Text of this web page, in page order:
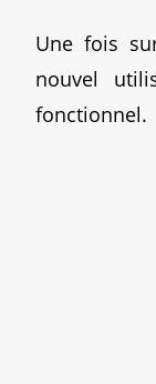
Une fois
nouvel
fonctionnel.